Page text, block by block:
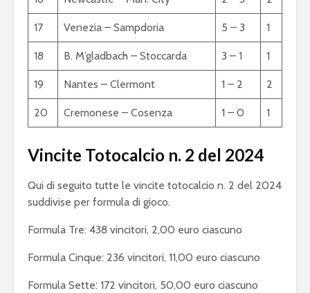
17 Venezia – Sampdoria 5 – 3 1
18 B. M’gladbach – Stoccarda 3 – 1 1
19 Nantes – Clermont 1 – 2 2
20 Cremonese – Cosenza 1 – 0 1
Vincite Totocalcio n. 2 del 2024
Qui di seguito tutte le vincite totocalcio n. 2 del 2024
suddivise per formula di gioco.
Formula Tre: 438 vincitori, 2,00 euro ciascuno
Formula Cinque: 236 vincitori, 11,00 euro ciascuno
Formula Sette: 172 vincitori, 50,00 euro ciascuno